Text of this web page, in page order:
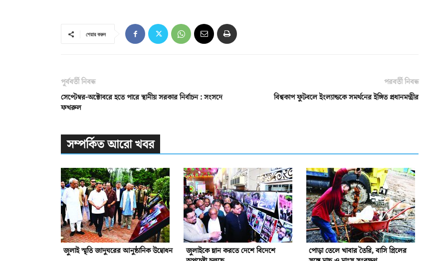
শেয়ার করুন
পূর্ববর্তী নিবন্ধ
সেপ্টেম্বর-অক্টোবরে হতে পারে স্থানীয় সরকার নির্বাচন : সংসদে
ফখরুল
পরবর্তী নিবন্ধ
বিশ্বকাপ ফুটবলে ইংল্যান্ডকে সমর্থনের ইঙ্গিত প্রধানমন্ত্রীর
সম্পর্কিত আরো খবর
জুলাই স্মৃতি জাদুঘরের আনুষ্ঠানিক উদ্বোধন
জুলাইকে ম্লান করতে দেশে বিদেশে
পোড়া তেলে খাবার তৈরি, বাসি গ্রিলের